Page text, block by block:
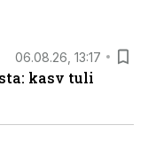
06.08.26, 13:17
kasv tuli